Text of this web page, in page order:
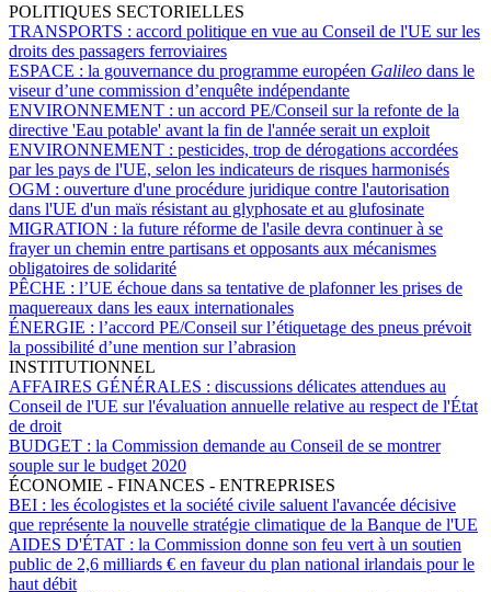
POLITIQUES SECTORIELLES
TRANSPORTS : accord politique en vue au Conseil de l'UE sur les
droits des passagers ferroviaires
ESPACE : la gouvernance du programme européen Galileo dans le
viseur d’une commission d’enquête indépendante
ENVIRONNEMENT : un accord PE/Conseil sur la refonte de la
directive 'Eau potable' avant la fin de l'année serait un exploit
ENVIRONNEMENT : pesticides, trop de dérogations accordées
par les pays de l'UE, selon les indicateurs de risques harmonisés
OGM : ouverture d'une procédure juridique contre l'autorisation
dans l'UE d'un maïs résistant au glyphosate et au glufosinate
MIGRATION : la future réforme de l'asile devra continuer à se
frayer un chemin entre partisans et opposants aux mécanismes
obligatoires de solidarité
PÊCHE : l’UE échoue dans sa tentative de plafonner les prises de
maquereaux dans les eaux internationales
ÉNERGIE : l’accord PE/Conseil sur l’étiquetage des pneus prévoit
la possibilité d’une mention sur l’abrasion
INSTITUTIONNEL
AFFAIRES GÉNÉRALES : discussions délicates attendues au
Conseil de l'UE sur l'évaluation annuelle relative au respect de l'État
de droit
BUDGET : la Commission demande au Conseil de se montrer
souple sur le budget 2020
ÉCONOMIE - FINANCES - ENTREPRISES
BEI : les écologistes et la société civile saluent l'avancée décisive
que représente la nouvelle stratégie climatique de la Banque de l'UE
AIDES D'ÉTAT : la Commission donne son feu vert à un soutien
public de 2,6 milliards € en faveur du plan national irlandais pour le
haut débit